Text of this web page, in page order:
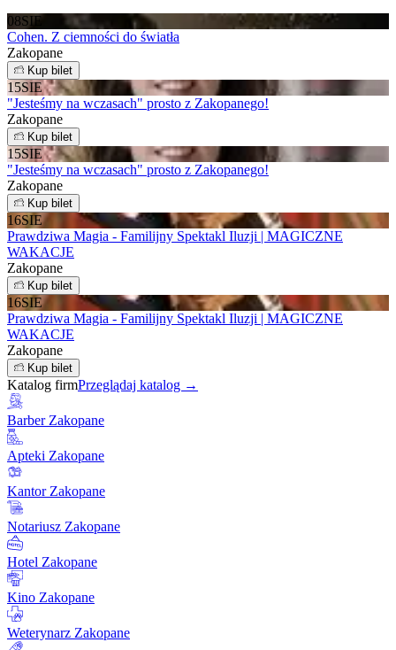
08SIE
Cohen. Z ciemności do światła
Zakopane
Kup bilet
15SIE
"Jesteśmy na wczasach" prosto z Zakopanego!
Zakopane
Kup bilet
15SIE
"Jesteśmy na wczasach" prosto z Zakopanego!
Zakopane
Kup bilet
16SIE
Prawdziwa Magia - Familijny Spektakl Iluzji | MAGICZNE
WAKACJE
Zakopane
Kup bilet
16SIE
Prawdziwa Magia - Familijny Spektakl Iluzji | MAGICZNE
WAKACJE
Zakopane
Kup bilet
Katalog firmPrzeglądaj katalog →
Barber Zakopane
Apteki Zakopane
Kantor Zakopane
Notariusz Zakopane
Hotel Zakopane
Kino Zakopane
Weterynarz Zakopane